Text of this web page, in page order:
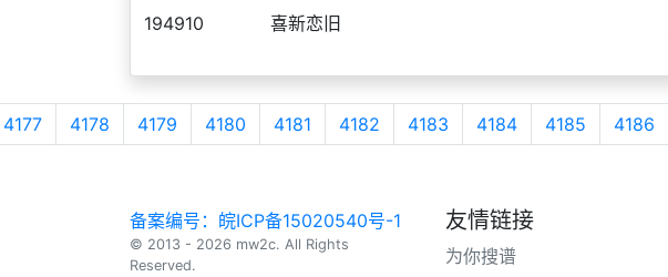
194910 喜新恋旧
4177 4178 4179 4180 4181 4182 4183 4184 4185 4186
备案编号：皖ICP备15020540号-1
© 2013 - 2026 mw2c. All Rights
Reserved.
友情链接
为你搜谱